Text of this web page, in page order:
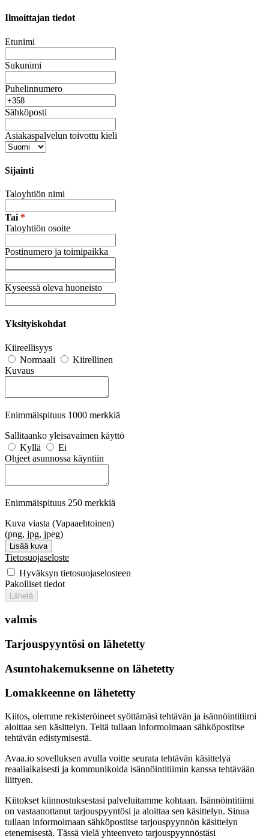
Ilmoittajan tiedot
Etunimi
Sukunimi
Puhelinnumero
Sähköposti
Asiakaspalvelun toivottu kieli
Sijainti
Taloyhtiön nimi
Tai *
Taloyhtiön osoite
Postinumero ja toimipaikka
Kyseessä oleva huoneisto
Yksityiskohdat
Kiireellisyys
Normaali
Kiirellinen
Kuvaus
Enimmäispituus 1000 merkkiä
Sallitaanko yleisavaimen käyttö
Kyllä
Ei
Ohjeet asunnossa käyntiin
Enimmäispituus 250 merkkiä
Kuva viasta (Vapaaehtoinen)
(png, jpg, jpeg)
Lisää kuva
Tietosuojaseloste
Hyväksyn tietosuojaselosteen
Pakolliset tiedot
Lähetä
valmis
Tarjouspyyntösi on lähetetty
Asuntohakemuksenne on lähetetty
Lomakkeenne on lähetetty
Kiitos, olemme rekisteröineet syöttämäsi tehtävän ja isännöintitiimi
aloittaa sen käsittelyn. Teitä tullaan informoimaan sähköpostitse
tehtävän edistymisestä.
Avaa.io sovelluksen avulla voitte seurata tehtävän käsittelyä
reaaliaikaisesti ja kommunikoida isännöintitiimin kanssa tehtävään
liittyen.
Kiitokset kiinnostuksestasi palveluitamme kohtaan. Isännöintitiimi
on vastaanottanut tarjouspyyntösi ja aloittaa sen käsittelyn. Sinua
tullaan informoimaan sähköpostitse tarjouspyynnön käsittelyn
etenemisestä. Tässä vielä yhteenveto tarjouspyynnöstäsi